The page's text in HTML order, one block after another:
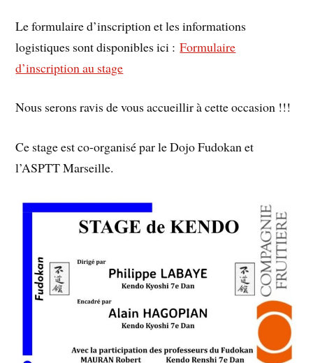
Le formulaire d’inscription et les informations
logistiques sont disponibles ici :Formulaire
d’inscription au stage
Nous serons ravis de vous accueillir à cette occasion !!!
Ce stage est co-organisé par le Dojo Fudokan et
l’ASPTT Marseille.